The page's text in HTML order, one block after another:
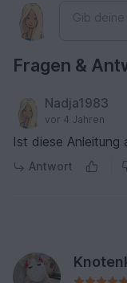
Fragen &
Nadja1983
vor 4 Jahren
Ist diese Anleitung
Antwort